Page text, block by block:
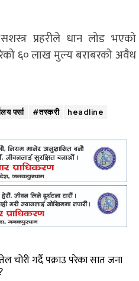
प्रहरीले धान लोड भएको
६० लाख मुल्य बराबरको अवैध
पर्सा #तस्करी headline
चोरी गर्दै पक्राउ परेका सात जना